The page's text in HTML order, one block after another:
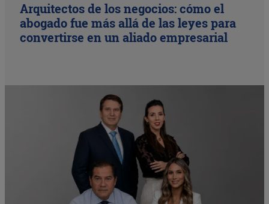
Arquitectos de los negocios: cómo el
abogado fue más allá de las leyes para
convertirse en un aliado empresarial